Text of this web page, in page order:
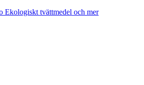
Ekologiskt tvättmedel och mer